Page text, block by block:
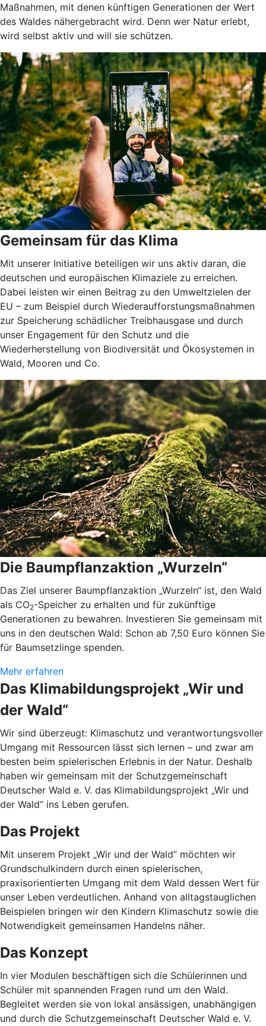
Maßnahmen, mit denen künftigen Generationen der Wert
des Waldes nähergebracht wird. Denn wer Natur erlebt,
wird selbst aktiv und will sie schützen.
Gemeinsam für das Klima
Mit unserer Initiative beteiligen wir uns aktiv daran, die
deutschen und europäischen Klimaziele zu erreichen.
Dabei leisten wir einen Beitrag zu den Umweltzielen der
EU – zum Beispiel durch Wiederaufforstungsmaßnahmen
zur Speicherung schädlicher Treibhausgase und durch
unser Engagement für den Schutz und die
Wiederherstellung von Biodiversität und Ökosystemen in
Wald, Mooren und Co.
Die Baumpflanzaktion „Wurzeln“
Das Ziel unserer Baumpflanzaktion „Wurzeln“ ist, den Wald
als CO2-Speicher zu erhalten und für zukünftige
Generationen zu bewahren. Investieren Sie gemeinsam mit
uns in den deutschen Wald: Schon ab 7,50 Euro können Sie
für Baumsetzlinge spenden.
Mehr erfahren
Das Klimabildungsprojekt „Wir und
der Wald“
Wir sind überzeugt: Klimaschutz und verantwortungsvoller
Umgang mit Ressourcen lässt sich lernen – und zwar am
besten beim spielerischen Erlebnis in der Natur. Deshalb
haben wir gemeinsam mit der Schutzgemeinschaft
Deutscher Wald e. V. das Klimabildungsprojekt „Wir und
der Wald“ ins Leben gerufen.
Das Projekt
Mit unserem Projekt „Wir und der Wald” möchten wir
Grundschulkindern durch einen spielerischen,
praxisorientierten Umgang mit dem Wald dessen Wert für
unser Leben verdeutlichen. Anhand von alltagstauglichen
Beispielen bringen wir den Kindern Klimaschutz sowie die
Notwendigkeit gemeinsamen Handelns näher.
Das Konzept
In vier Modulen beschäftigen sich die Schülerinnen und
Schüler mit spannenden Fragen rund um den Wald.
Begleitet werden sie von lokal ansässigen, unabhängigen
und durch die Schutzgemeinschaft Deutscher Wald e. V.